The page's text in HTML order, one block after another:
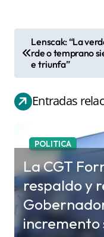
N
e
i
ó
d
Lenscak: “La
rde o temprano
e triunfa”
Entradas
POLITICA
La CGT
respaldo y
incremento